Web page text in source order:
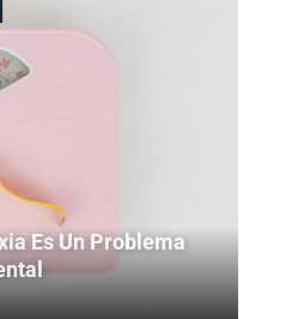
Es Un Problema